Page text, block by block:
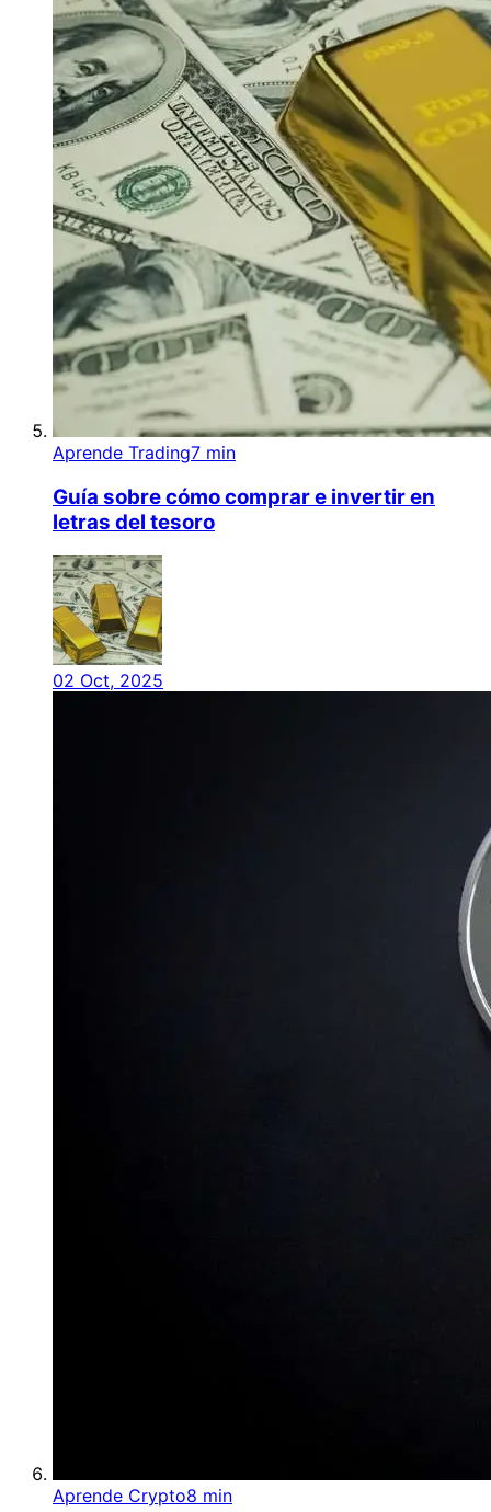
Aprende Trading7 min
Guía sobre cómo comprar e invertir en
letras del tesoro
02 Oct, 2025
Aprende Crypto8 min